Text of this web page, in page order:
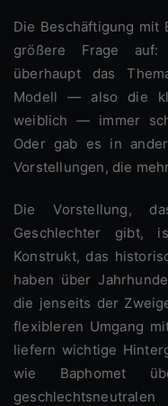
Die Beschäftigung mit Baphomet wirft unweigerlich eine
größere Frage
überhaupt das
Modell — also die
weiblich — immer
Oder gab es in
Vorstellungen, die
Die Vorstellung, dass es nur zwei eindeutige
Geschlechter gibt,
Konstrukt, das
haben über
die jenseits der
flexibleren Umgang
liefern wichtige
wie Baphomet